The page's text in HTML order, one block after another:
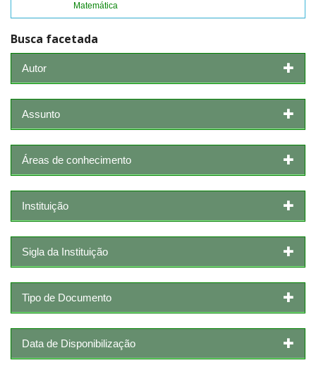
Matemática
Busca facetada
Autor
Assunto
Áreas de conhecimento
Instituição
Sigla da Instituição
Tipo de Documento
Data de Disponibilização